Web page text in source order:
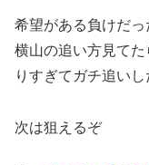
希望がある負けだっ
横山の追い方見て
りすぎてガチ追いし
次は狙えるぞ